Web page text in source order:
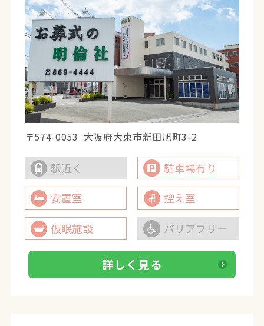
〒574-0053 大阪府大東市新田旭町3-2
駅近く
駐車場有り
安置室
控え室
仮眠施設
バリアフリー
詳しく見る